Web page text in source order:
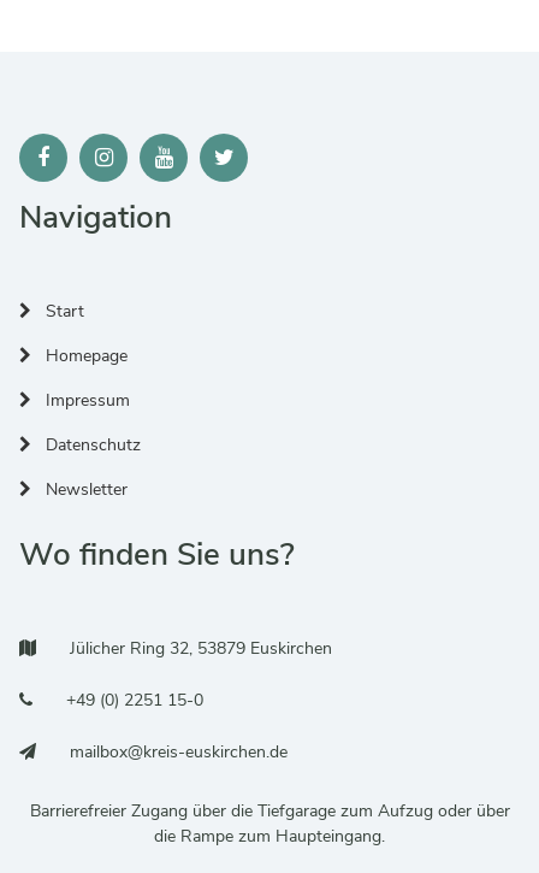
Navigation
Start
Homepage
Impressum
Datenschutz
Newsletter
Wo finden Sie uns?
Adresse:
Jülicher Ring 32, 53879 Euskirchen
Telefonnummer:
+49 (0) 2251 15-0
E-Mail:
mailbox@kreis-euskirchen.de
Barrierefreier Zugang über die Tiefgarage zum Aufzug oder über
die Rampe zum Haupteingang.